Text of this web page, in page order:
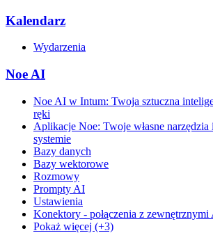
Kalendarz
Wydarzenia
Noe AI
Noe AI w Intum: Twoja sztuczna
ręki
Aplikacje Noe: Twoje własne narzędzia
systemie
Bazy danych
Bazy wektorowe
Rozmowy
Prompty AI
Ustawienia
Konektory - połączenia z zewnętrznymi
Pokaż więcej (+3)